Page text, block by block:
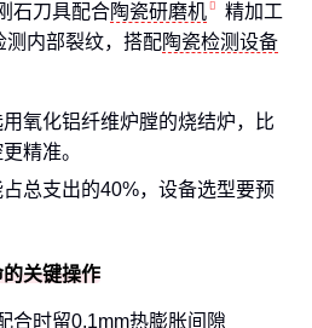
石刀具配合陶瓷研磨机
精加工
测内部裂纹，搭配陶瓷检测设备
氧化铝纤维炉膛的烧结炉，比
精准。
总支出的40%，设备选型要预
关键操作
合时留0.1mm热膨胀间隙